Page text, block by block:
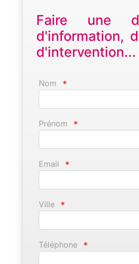
Faire une
d'information,
d'intervention...
Nom *
Prénom *
Email *
Ville *
Téléphone *